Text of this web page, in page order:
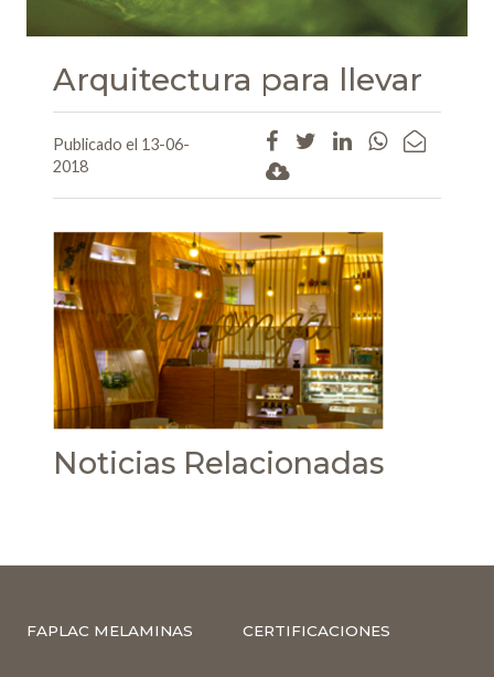
Arquitectura para llevar
Publicado el 13-06-
2018
Noticias Relacionadas
FAPLAC MELAMINAS CERTIFICACIONES